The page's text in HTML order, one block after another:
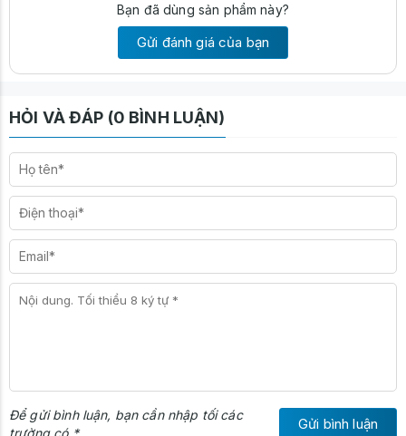
🔹Nội thất Sinh Liên cam kết
✅ Thiết kế đẹp – tối ưu không gian sống
✅ Sản xuất trực tiếp – giá gốc tận xưởng
Bạn đã dùng sản phẩm này?
Gửi đánh giá của bạn
HỎI VÀ ĐÁP (0 BÌNH LUẬN)
Để gửi bình luận, bạn cần nhập tối các
trường có *
Gửi bình luận